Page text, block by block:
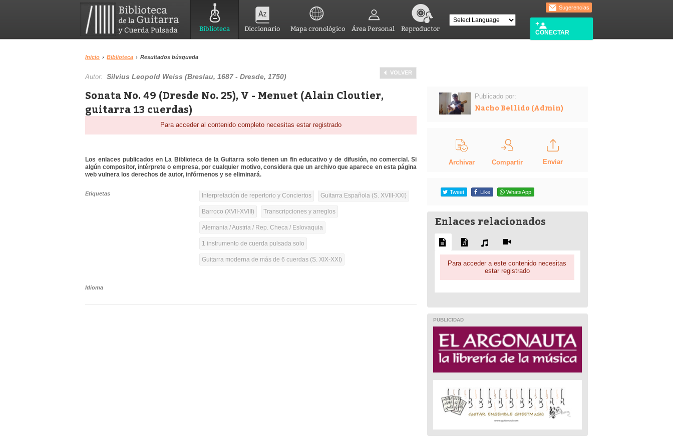
Biblioteca Diccionario Mapa cronológico Área Personal Reproductor
Sugerencias
CONECTAR
Inicio › Biblioteca › Resultados búsqueda
VOLVER
Autor:Silvius Leopold Weiss (Breslau, 1687 - Dresde, 1750)
Sonata No. 49 (Dresde No. 25), V - Menuet (Alain Cloutier,
guitarra 13 cuerdas)
Para acceder al contenido completo necesitas estar registrado
Los enlaces publicados en La Biblioteca de la Guitarra solo tienen un fin educativo y de difusión, no comercial. Si
algún compositor, intérprete o empresa, por cualquier motivo, considera que un archivo que aparece en esta página
web vulnera los derechos de autor, infórmenos y se eliminará.
Etiquetas Interpretación de repertorio y Conciertos Guitarra Española (S. XVIII-XXI)
Barroco (XVII-XVIII) Transcripciones y arreglos
Alemania / Austria / Rep. Checa / Eslovaquia
1 instrumento de cuerda pulsada solo
Guitarra moderna de más de 6 cuerdas (S. XIX-XXI)
Idioma
Publicado por:
Nacho Bellido (Admin)
Archivar Compartir Enviar
Tweet Like WhatsApp
Enlaces relacionados
Para acceder a este contenido necesitas
estar registrado
PUBLICIDAD